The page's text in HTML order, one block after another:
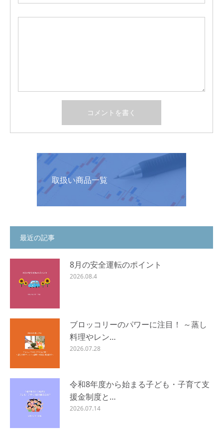
取扱い商品一覧
最近の記事
8月の安全運転のポイント
2026.08.4
ブロッコリーのパワーに注目！ ～蒸し
料理やレン…
2026.07.28
令和8年度から始まる子ども・子育て支
援金制度と…
2026.07.14